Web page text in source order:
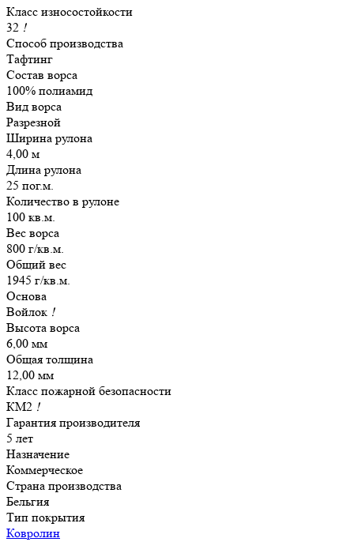
Класс износостойкости
32 !
Способ производства
Тафтинг
Состав ворса
100% полиамид
Вид ворса
Разрезной
Ширина рулона
4,00 м
Длина рулона
25 пог.м.
Количество в рулоне
100 кв.м.
Вес ворса
800 г/кв.м.
Общий вес
1945 г/кв.м.
Основа
Войлок !
Высота ворса
6,00 мм
Общая толщина
12,00 мм
Класс пожарной безопасности
КМ2 !
Гарантия производителя
5 лет
Назначение
Коммерческое
Страна производства
Бельгия
Тип покрытия
Ковролин